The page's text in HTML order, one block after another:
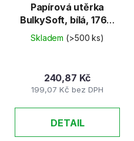
Papírová utěrka
BulkySoft, bílá, 176m
x 24cm, prům. 25cm,
2 vrst.
Skladem (>500 ks)
199,07 Kč bez DPH
240,87 Kč
DETAIL